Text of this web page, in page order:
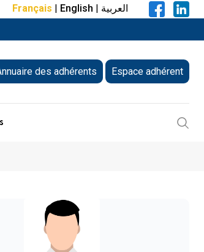
Français | English | العربية
des adhérents Espace adhérent